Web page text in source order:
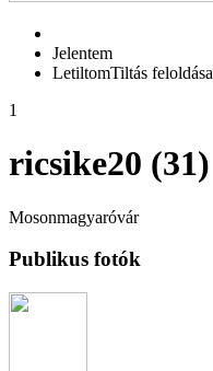
Jelentem
LetiltomTiltás feloldása
1
ricsike20 (31)
Mosonmagyaróvár
Publikus fotók